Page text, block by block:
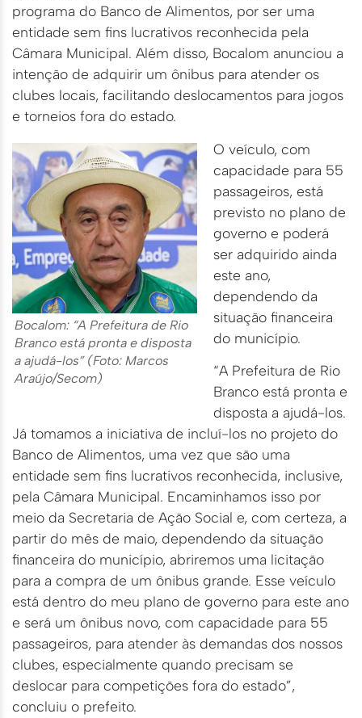
programa do Banco de Alimentos, por ser uma
entidade sem fins lucrativos reconhecida pela
Câmara Municipal. Além disso, Bocalom anunciou a
intenção de adquirir um ônibus para atender os
clubes locais, facilitando deslocamentos para jogos
e torneios fora do estado.
Bocalom: “A Prefeitura de Rio
Branco está pronta e disposta
a ajudá-los” (Foto: Marcos
Araújo/Secom)
O veículo, com
capacidade para 55
passageiros, está
previsto no plano de
governo e poderá
ser adquirido ainda
este ano,
dependendo da
situação financeira
do município.
“A Prefeitura de Rio
Branco está pronta e
disposta a ajudá-los.
Já tomamos a iniciativa de incluí-los no projeto do
Banco de Alimentos, uma vez que são uma
entidade sem fins lucrativos reconhecida, inclusive,
pela Câmara Municipal. Encaminhamos isso por
meio da Secretaria de Ação Social e, com certeza, a
partir do mês de maio, dependendo da situação
financeira do município, abriremos uma licitação
para a compra de um ônibus grande. Esse veículo
está dentro do meu plano de governo para este ano
e será um ônibus novo, com capacidade para 55
passageiros, para atender às demandas dos nossos
clubes, especialmente quando precisam se
deslocar para competições fora do estado”,
concluiu o prefeito.